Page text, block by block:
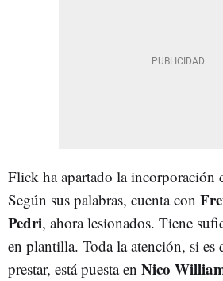
Flick ha apartado la incorporación
Según sus palabras, cuenta con
Pedri, ahora lesionados. Tiene
en plantilla. Toda la atención, si es
prestar, está puesta en Nico